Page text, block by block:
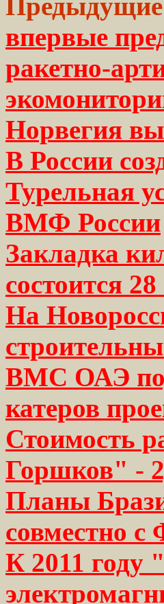
впервые
ракетно-
Норвегия
В России
Турельная
ВМФ России
Закладка
состоится
На
ВМС ОАЭ
катеров
Стоимость
Горшков" -
Планы
совместно с
К 2011 году